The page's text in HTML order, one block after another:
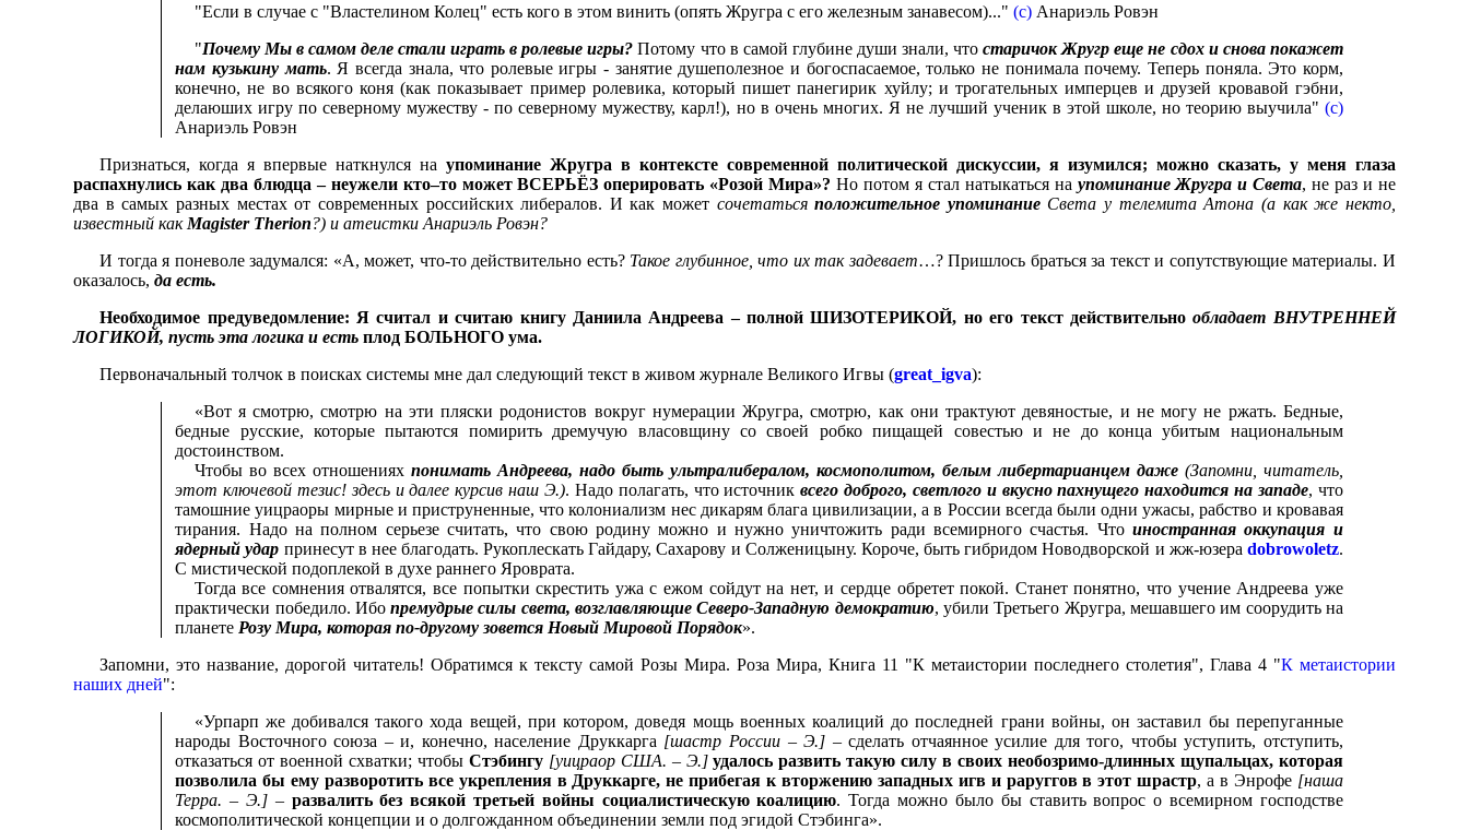
"Если в случае с "Властелином Колец" есть кого в этом винить (опять Жругра с его железным занавесом)..." (c)Анариэль Ровэн
"Почему Мы в самом деле стали играть в ролевые игры? Потому что в самой глубине души знали, чтостаричок Жругр еще не сдох и снова покажет
нам кузькину мать. Я всегда знала, что ролевые игры - занятие душеполезное и богоспасаемое, только не понимала почему. Теперь поняла. Это корм,
конечно, не во всякого коня (как показывает пример ролевика, который пишет панегирик хуйлу; и трогательных имперцев и друзей кровавой гэбни,
делаюших игру по северному мужеству - по северному мужеству, карл!), но в очень многих. Я не лучший ученик в этой школе, но теорию выучила" (c)
Анариэль Ровэн
Признаться, когда я впервые наткнулся наупоминание Жругра в контексте современной политической дискуссии, я изумился; можно сказать, у меня глаза
распахнулись как два блюдца – неужели кто–то может ВСЕРЬЁЗ оперировать «Розой Мира»?Но потом я стал натыкаться на упоминание Жругра и Света, не раз и не
два в самых разных местах от современных российских либералов. И как может сочетатьсяположительное упоминаниеСвета у телемита Атона (а как же некто,
известный как Magister Therion?) и атеистки Анариэль Ровэн?
И тогда я поневоле задумался: «А, может, что-то действительно есть? Такое глубинное, что их так задевает…? Пришлось браться за текст и сопутствующие материалы. И
оказалось,да есть.
Необходимое предуведомление: Я считал и считаю книгу Даниила Андреева – полной ШИЗОТЕРИКОЙ, но его текст действительнообладает ВНУТРЕННЕЙ
ЛОГИКОЙ, пусть эта логика и естьплод БОЛЬНОГО ума.
Первоначальный толчок в поисках системы мне дал следующий текст в живом журнале Великого Игвы (great_igva):
«Вот я смотрю, смотрю на эти пляски родонистов вокруг нумерации Жругра, смотрю, как они трактуют девяностые, и не могу не ржать. Бедные,
бедные русские, которые пытаются помирить дремучую власовщину со своей робко пищащей совестью и не до конца убитым национальным
достоинством.
Чтобы во всех отношениях понимать Андреева, надо быть ультралибералом, космополитом, белым либертарианцем даже(Запомни, читатель,
этот ключевой тезис! здесь и далее курсив наш Э.). Надо полагать, что источниквсего доброго, светлого и вкусно пахнущего находится на западе, что
тамошние уицраоры мирные и приструненные, что колониализм нес дикарям блага цивилизации, а в России всегда были одни ужасы, рабство и кровавая
тирания. Надо на полном серьезе считать, что свою родину можно и нужно уничтожить ради всемирного счастья. Чтоиностранная оккупация и
ядерный удар принесут в нее благодать. Рукоплескать Гайдару, Сахарову и Солженицыну. Короче, быть гибридом Новодворской и жж-юзера dobrowoletz.
С мистической подоплекой в духе раннего Яроврата.
Тогда все сомнения отвалятся, все попытки скрестить ужа с ежом сойдут на нет, и сердце обретет покой. Станет понятно, что учение Андреева уже
практически победило. Ибопремудрые силы света, возглавляющие Северо-Западную демократию, убили Третьего Жругра, мешавшего им соорудить на
планете Розу Мира, которая по-другому зовется Новый Мировой Порядок».
Запомни, это название, дорогой читатель! Обратимся к тексту самой Розы Мира. Роза Мира, Книга 11 "К метаистории последнего столетия", Глава 4 "К метаистории
наших дней":
«Урпарп же добивался такого хода вещей, при котором, доведя мощь военных коалиций до последней грани войны, он заставил бы перепуганные
народы Восточного союза – и, конечно, население Друккарга [шастр России – Э.] – сделать отчаянное усилие для того, чтобы уступить, отступить,
отказаться от военной схватки; чтобы Стэбингу [уицраор США. – Э.]удалось развить такую силу в своих необозримо-длинных щупальцах, которая
позволила бы ему разворотить все укрепления в Друккарге, не прибегая к вторжению западных игв и раруггов в этот шрастр, а в Энрофе[наша
Терра. – Э.]– развалить без всякой третьей войны социалистическую коалицию. Тогда можно было бы ставить вопрос о всемирном господстве
космополитической концепции и о долгожданном объединении земли под эгидой Стэбинга».